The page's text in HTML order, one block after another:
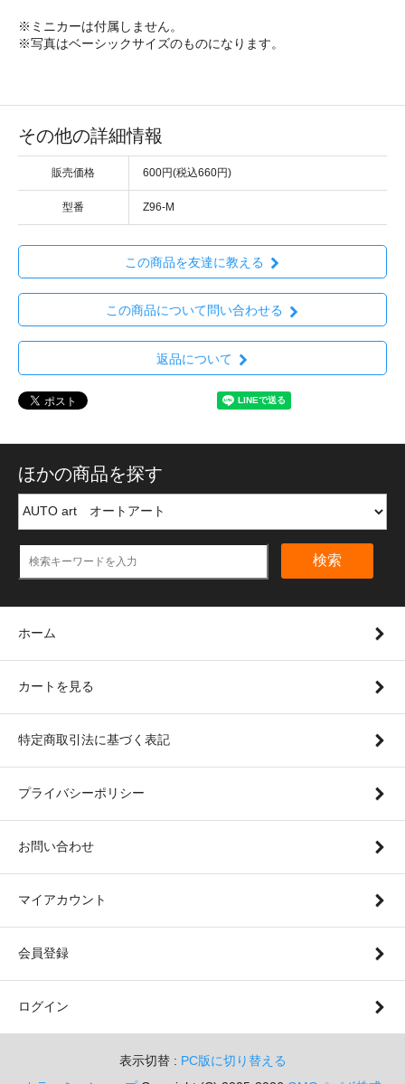
※ミニカーは付属しません。
※写真はベーシックサイズのものになります。
その他の詳細情報
販売価格 600円(税込660円)
型番 Z96-M
この商品を友達に教える
この商品について問い合わせる
返品について
ほかの商品を探す
検索
ホーム
カートを見る
特定商取引法に基づく表記
プライバシーポリシー
お問い合わせ
マイアカウント
会員登録
ログイン
表示切替 : PC版に切り替える